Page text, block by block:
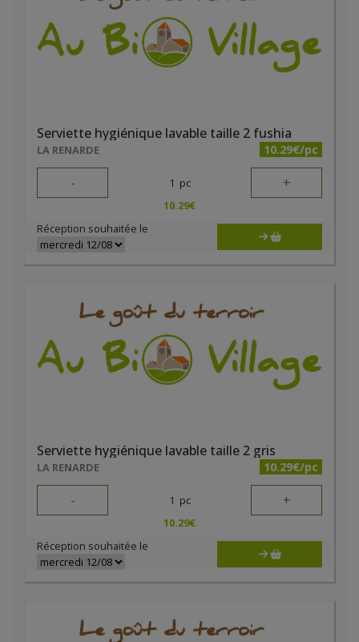
Serviette hygiénique lavable taille 2 fushia
LA RENARDE 10.29€/pc
- 1 pc +
10.29€
Réception souhaitée le
Serviette hygiénique lavable taille 2 gris
LA RENARDE 10.29€/pc
- 1 pc +
10.29€
Réception souhaitée le